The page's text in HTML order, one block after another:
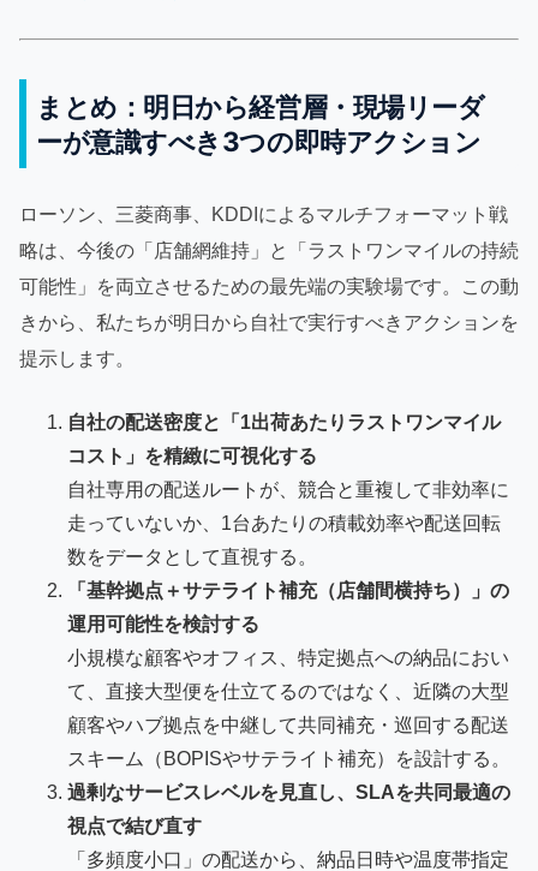
まとめ：明日から経営層・現場リーダ
ーが意識すべき3つの即時アクション
ローソン、三菱商事、KDDIによるマルチフォーマット戦
略は、今後の「店舗網維持」と「ラストワンマイルの持続
可能性」を両立させるための最先端の実験場です。この動
きから、私たちが明日から自社で実行すべきアクションを
提示します。
自社の配送密度と「1出荷あたりラストワンマイル
コスト」を精緻に可視化する
自社専用の配送ルートが、競合と重複して非効率に
走っていないか、1台あたりの積載効率や配送回転
数をデータとして直視する。
「基幹拠点＋サテライト補充（店舗間横持ち）」の
運用可能性を検討する
小規模な顧客やオフィス、特定拠点への納品におい
て、直接大型便を仕立てるのではなく、近隣の大型
顧客やハブ拠点を中継して共同補充・巡回する配送
スキーム（BOPISやサテライト補充）を設計する。
過剰なサービスレベルを見直し、SLAを共同最適の
視点で結び直す
「多頻度小口」の配送から、納品日時や温度帯指定